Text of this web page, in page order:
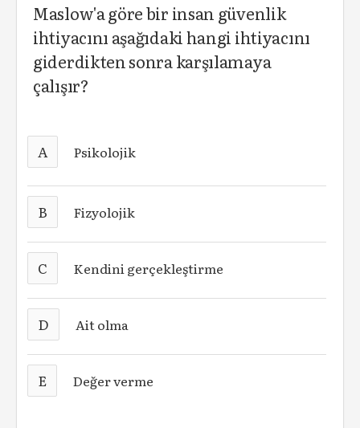
Maslow'a göre bir insan güvenlik
ihtiyacını aşağıdaki hangi ihtiyacını
giderdikten sonra karşılamaya
çalışır?
A Psikolojik
B Fizyolojik
C Kendini gerçekleştirme
D Ait olma
E Değer verme